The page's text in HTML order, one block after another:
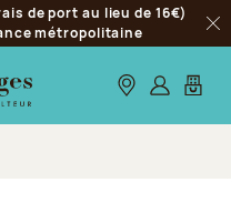
de port au lieu de 16€)
métropolitaine
Nos boutiques
S’identifier
Mon